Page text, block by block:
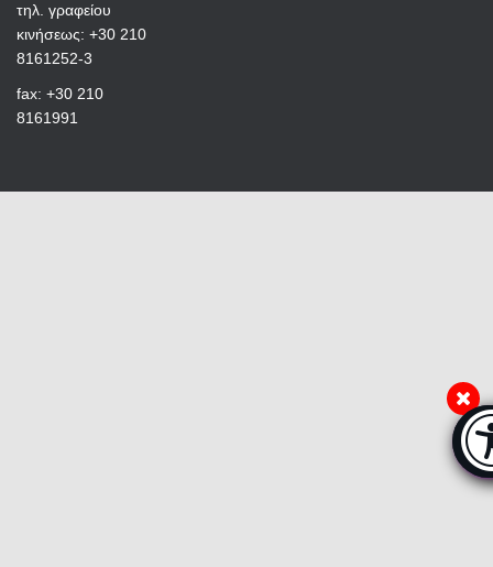
τηλ. γραφείου
κινήσεως: +30 210
8161252-3
fax: +30 210
8161991